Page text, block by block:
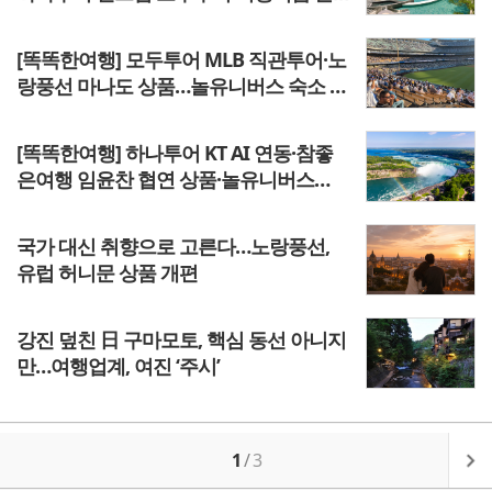
[똑똑한여행] 모두투어 MLB 직관투어·노
랑풍선 마나도 상품…놀유니버스 숙소 예
[똑똑한여행] 하나투어 KT AI 연동·참좋
은여행 임윤찬 협연 상품·놀유니버스
국가 대신 취향으로 고른다…노랑풍선,
유럽 허니문 상품 개편
강진 덮친 日 구마모토, 핵심 동선 아니지
만…여행업계, 여진 ‘주시’
1/3